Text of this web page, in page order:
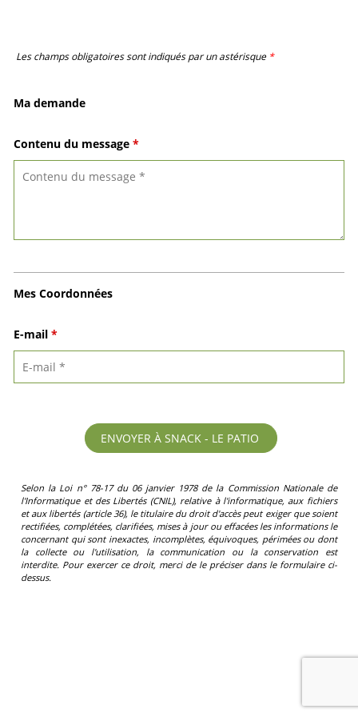
Les champs obligatoires sont indiqués par un astérisque *
Ma demande
Contenu du message *
Mes Coordonnées
E-mail *
Selon la Loi n° 78-17 du 06 janvier 1978 de la Commission Nationale de
l'Informatique et des Libertés (CNIL), relative à l'informatique, aux fichiers
et aux libertés (article 36), le titulaire du droit d'accès peut exiger que soient
rectifiées, complétées, clarifiées, mises à jour ou effacées les informations le
concernant qui sont inexactes, incomplètes, équivoques, périmées ou dont
la collecte ou l'utilisation, la communication ou la conservation est
interdite. Pour exercer ce droit, merci de le préciser dans le formulaire ci-
dessus.